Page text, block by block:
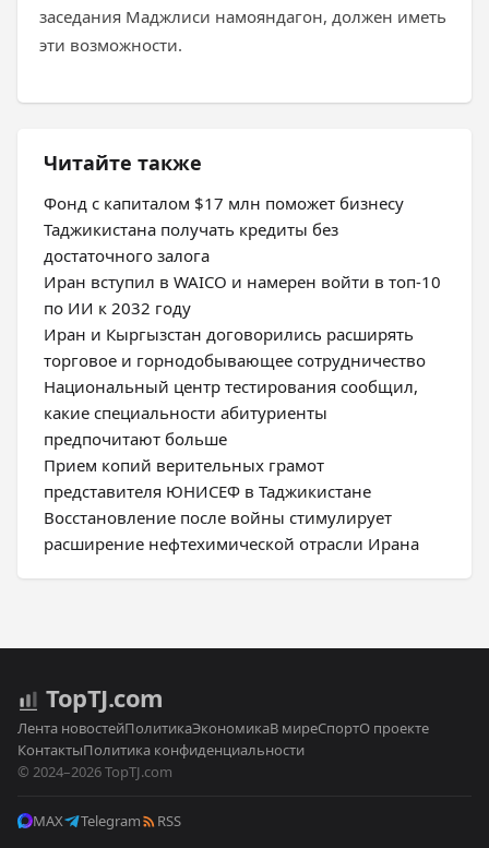
заседания Маджлиси намояндагон, должен иметь
эти возможности.
Читайте также
Фонд с капиталом $17 млн поможет бизнесу
Таджикистана получать кредиты без
достаточного залога
Иран вступил в WAICO и намерен войти в топ-10
по ИИ к 2032 году
Иран и Кыргызстан договорились расширять
торговое и горнодобывающее сотрудничество
Национальный центр тестирования сообщил,
какие специальности абитуриенты
предпочитают больше
Прием копий верительных грамот
представителя ЮНИСЕФ в Таджикистане
Восстановление после войны стимулирует
расширение нефтехимической отрасли Ирана
TopTJ.com
Лента новостейПолитикаЭкономикаВ миреСпортО проекте
КонтактыПолитика конфиденциальности
© 2024–2026 TopTJ.com
MAX Telegram RSS